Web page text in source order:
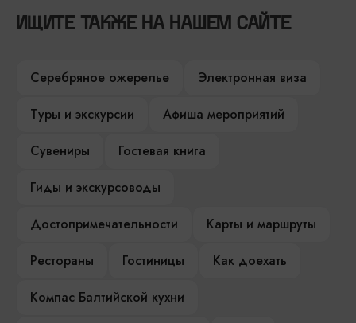
ИЩИТЕ ТАКЖЕ НА НАШЕМ САЙТЕ
Серебряное ожерелье
Электронная виза
Туры и экскурсии
Афиша мероприятий
Сувениры
Гостевая книга
Гиды и экскурсоводы
Достопримечательности
Карты и маршруты
Рестораны
Гостиницы
Как доехать
Компас Балтийской кухни